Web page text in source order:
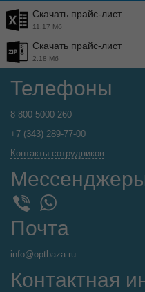
Скачать прайс-лист
11.17 Мб
Скачать прайс-лист
2.18 Мб
Телефоны
8 800 5000 260
+7 (343) 289-77-00
Контакты сотрудников
WhatsApp
Почта
info@optbaza.ru
Контактная